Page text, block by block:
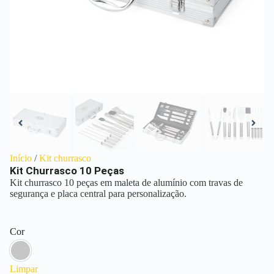
Início /Kit churrasco
Kit Churrasco 10 Peças
Kit churrasco 10 peças em maleta de alumínio com travas de
segurança e placa central para personalização.
Cor
Prata
Limpar